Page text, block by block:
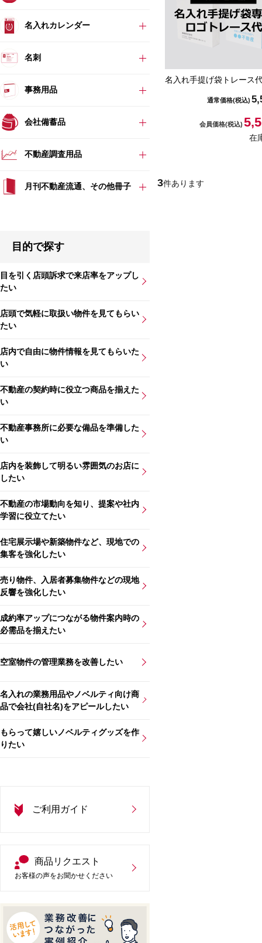
名入れカレンダー
名刺
事務用品
会社備蓄品
不動産調査用品
月刊不動産流通、その他冊子
目的で探す
目を引く店頭訴求で来店率をアップし
たい
店頭で気軽に取扱い物件を見てもらい
たい
店内で自由に物件情報を見てもらいた
い
不動産の契約時に役立つ商品を揃えた
い
不動産事務所に必要な備品を準備した
い
店内を装飾して明るい雰囲気のお店に
したい
不動産の市場動向を知り、提案や社内
学習に役立てたい
住宅展示場や新築物件など、現地での
集客を強化したい
売り物件、入居者募集物件などの現地
反響を強化したい
成約率アップにつながる物件案内時の
必需品を揃えたい
空室物件の管理業務を改善したい
名入れの業務用品やノベルティ向け商
品で会社(自社名)をアピールしたい
もらって嬉しいノベルティグッズを作
りたい
ご利用ガイド
商品リクエスト
お客様の声をお聞かせください
名入れ手提げ袋トレース
通常価格(税込)
会員価格(税込)
在
3件あります